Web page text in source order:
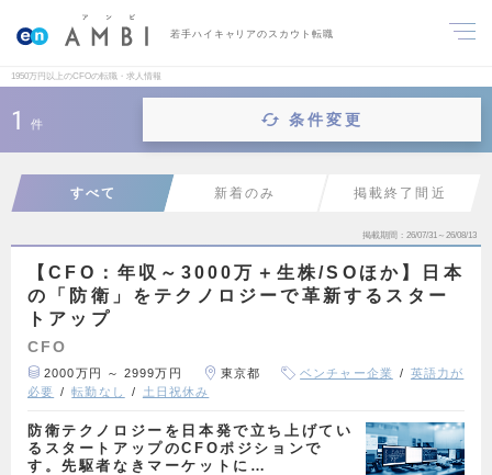
若手ハイキャリアのスカウト転職
1950万円以上のCFOの転職・求人情報
1 件 条件変更
すべて 新着のみ 掲載終了間近
掲載期間 26/07/31～26/08/13
【CFO：年収～3000万＋生株/SOほか】日本
の「防衛」をテクノロジーで革新するスター
トアップ
CFO
2000万円 ～ 2999万円 東京都 ベンチャー企業
英語力が
必要
転勤なし 土日祝休み
防衛テクノロジーを日本発で立ち上げてい
るスタートアップのCFOポジションで
す。先駆者なきマーケットに…